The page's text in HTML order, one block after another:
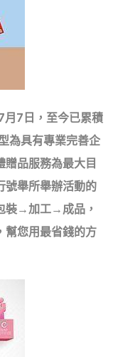
企業贈禮合作推
月7日，至今已累積
為具有專業完善企
贈品服務為最大目
號舉所舉辦活動的
裝→加工→成品，
幫您用最省錢的方